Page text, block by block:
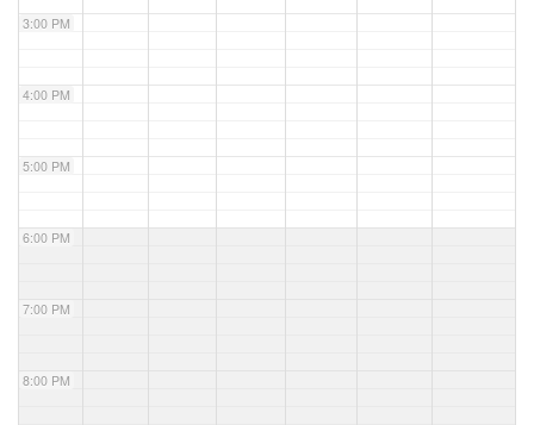
3:00 PM
4:00 PM
5:00 PM
6:00 PM
7:00 PM
8:00 PM